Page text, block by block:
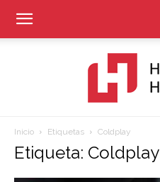
Inicio Etiquetas Coldplay
Etiqueta: Coldplay